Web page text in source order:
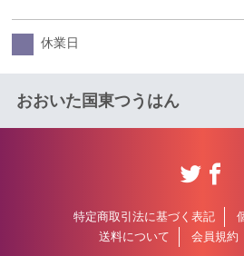
休業日
おおいた国東つうはん
特定商取引法に基づく表記
送料について
会員規約